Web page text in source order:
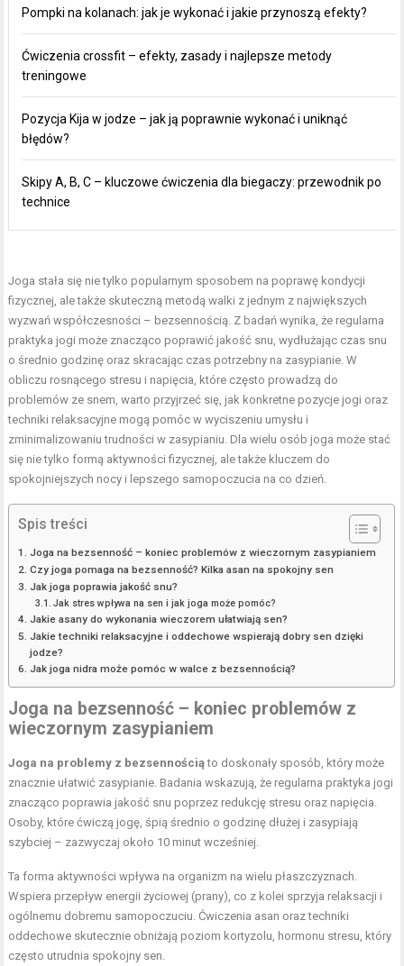
Pompki na kolanach: jak je wykonać i jakie przynoszą efekty?
Ćwiczenia crossfit – efekty, zasady i najlepsze metody
treningowe
Pozycja Kija w jodze – jak ją poprawnie wykonać i uniknąć
błędów?
Skipy A, B, C – kluczowe ćwiczenia dla biegaczy: przewodnik po
technice
Joga stała się nie tylko popularnym sposobem na poprawę kondycji
fizycznej, ale także skuteczną metodą walki z jednym z największych
wyzwań współczesności – bezsennością. Z badań wynika, że regularna
praktyka jogi może znacząco poprawić jakość snu, wydłużając czas snu
o średnio godzinę oraz skracając czas potrzebny na zasypianie. W
obliczu rosnącego stresu i napięcia, które często prowadzą do
problemów ze snem, warto przyjrzeć się, jak konkretne pozycje jogi oraz
techniki relaksacyjne mogą pomóc w wyciszeniu umysłu i
zminimalizowaniu trudności w zasypianiu. Dla wielu osób joga może stać
się nie tylko formą aktywności fizycznej, ale także kluczem do
spokojniejszych nocy i lepszego samopoczucia na co dzień.
Spis treści
Joga na bezsenność – koniec problemów z wieczornym zasypianiem
Czy joga pomaga na bezsenność? Kilka asan na spokojny sen
Jak joga poprawia jakość snu?
Jak stres wpływa na sen i jak joga może pomóc?
Jakie asany do wykonania wieczorem ułatwiają sen?
Jakie techniki relaksacyjne i oddechowe wspierają dobry sen dzięki
jodze?
Jak joga nidra może pomóc w walce z bezsennością?
Joga na bezsenność – koniec problemów z
wieczornym zasypianiem
Joga na problemy z bezsennościąto doskonały sposób, który może
znacznie ułatwić zasypianie. Badania wskazują, że regularna praktyka jogi
znacząco poprawia jakość snu poprzez redukcję stresu oraz napięcia.
Osoby, które ćwiczą jogę, śpią średnio o godzinę dłużej i zasypiają
szybciej – zazwyczaj około 10 minut wcześniej.
Ta forma aktywności wpływa na organizm na wielu płaszczyznach.
Wspiera przepływ energii życiowej (prany), co z kolei sprzyja relaksacji i
ogólnemu dobremu samopoczuciu. Ćwiczenia asan oraz techniki
oddechowe skutecznie obniżają poziom kortyzolu, hormonu stresu, który
często utrudnia spokojny sen.